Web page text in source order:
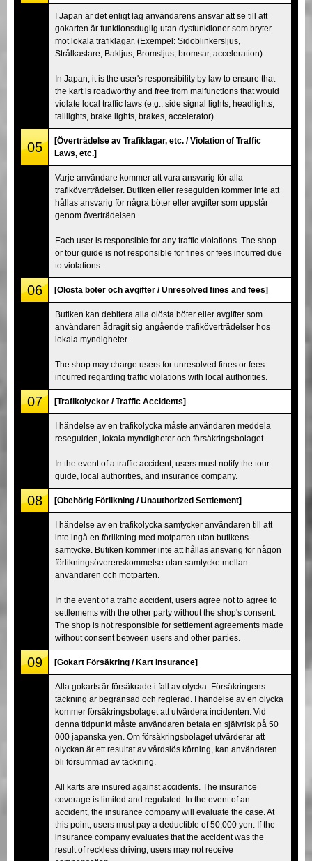
I Japan är det enligt lag användarens ansvar att se till att
gokarten är funktionsduglig utan dysfunktioner som bryter
mot lokala trafiklagar. (Exempel: Sidoblinkersljus,
Strålkastare, Bakljus, Bromsljus, bromsar, acceleration)
In Japan, it is the user's responsibility by law to ensure that
the kart is roadworthy and free from malfunctions that would
violate local traffic laws (e.g., side signal lights, headlights,
taillights, brake lights, brakes, accelerator).
05
[Överträdelse av Trafiklagar, etc. / Violation of Traffic
Laws, etc.]
Varje användare kommer att vara ansvarig för alla
trafiköverträdelser. Butiken eller reseguiden kommer inte att
hållas ansvarig för några böter eller avgifter som uppstår
genom överträdelsen.
Each user is responsible for any traffic violations. The shop
or tour guide is not responsible for fines or fees incurred due
to violations.
06 [Olösta böter och avgifter / Unresolved fines and fees]
Butiken kan debitera alla olösta böter eller avgifter som
användaren ådragit sig angående trafiköverträdelser hos
lokala myndigheter.
The shop may charge users for unresolved fines or fees
incurred regarding traffic violations with local authorities.
07 [Trafikolyckor / Traffic Accidents]
I händelse av en trafikolycka måste användaren meddela
reseguiden, lokala myndigheter och försäkringsbolaget.
In the event of a traffic accident, users must notify the tour
guide, local authorities, and insurance company.
08 [Obehörig Förlikning / Unauthorized Settlement]
I händelse av en trafikolycka samtycker användaren till att
inte ingå en förlikning med motparten utan butikens
samtycke. Butiken kommer inte att hållas ansvarig för någon
förlikningsöverenskommelse utan samtycke mellan
användaren och motparten.
In the event of a traffic accident, users agree not to agree to
settlements with the other party without the shop's consent.
The shop is not responsible for settlement agreements made
without consent between users and other parties.
09 [Gokart Försäkring / Kart Insurance]
Alla gokarts är försäkrade i fall av olycka. Försäkringens
täckning är begränsad och reglerad. I händelse av en olycka
kommer försäkringsbolaget att utvärdera incidenten. Vid
denna tidpunkt måste användaren betala en självrisk på 50
000 japanska yen. Om försäkringsbolaget utvärderar att
olyckan är ett resultat av vårdslös körning, kan användaren
bli försummad av täckning.
All karts are insured against accidents. The insurance
coverage is limited and regulated. In the event of an
accident, the insurance company will evaluate the case. At
this point, users must pay a deductible of 50,000 yen. If the
insurance company evaluates that the accident was the
result of reckless driving, users may not receive